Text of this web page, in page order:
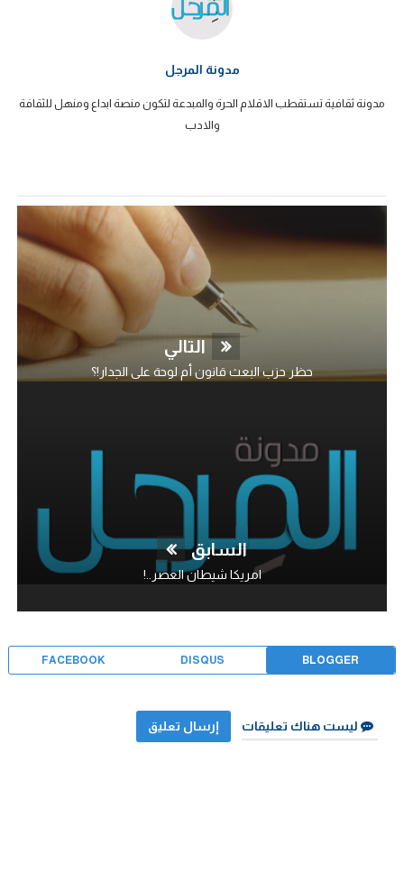
مدونة المرجل
مدونة ثقافية تستقطب الاقلام الحرة والمبدعة لتكون منصة ابداع ومنهل للثقافة
والادب
التالي
حظر حزب البعث قانون أم لوحة على الجدار!؟
السابق
امريكا شيطان العصر..!
BLOGGER
DISQUS
FACEBOOK
ليست هناك تعليقات إرسال تعليق